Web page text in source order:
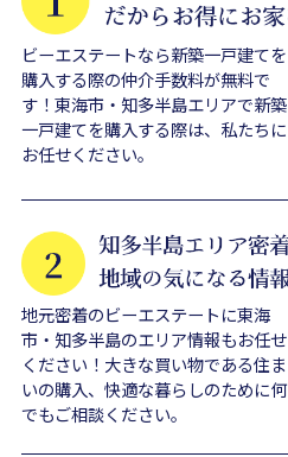
ビーエステートなら新築一戸建てを
購入する際の仲介手数料が無料で
す！東海市・知多半島エリアで新築
一戸建てを購入する際は、私たちに
お任せください。
地元密着のビーエステートに東海
市・知多半島のエリア情報もお任せ
ください！大きな買い物である住ま
いの購入、快適な暮らしのために何
でもご相談ください。